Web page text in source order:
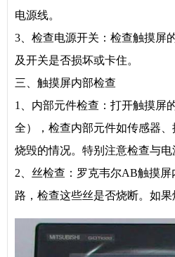
电源线。
3、检查电源开关：检查触摸屏
及开关是否损坏或卡住。
三、触摸屏内部检查
1、内部元件检查：打开触摸屏
全），检查内部元件如传感器
烧毁的情况。特别注意检查与电
2、丝检查：罗克韦尔AB触摸
路，检查这些丝是否烧断。如果